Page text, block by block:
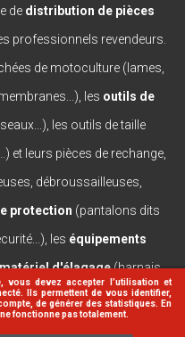
vous devez accepter l’utilisation et
Ils permettent de vous identifier,
de générer des statistiques. En
fonctionne pas totalement.
de distribution de pièces
professionnels revendeurs.
de motoculture (lames,
les outils de
les outils de taille
et leurs pièces de rechange,
débroussailleuses,
protection (pantalons dits
les équipements
d'élagage(harnais,